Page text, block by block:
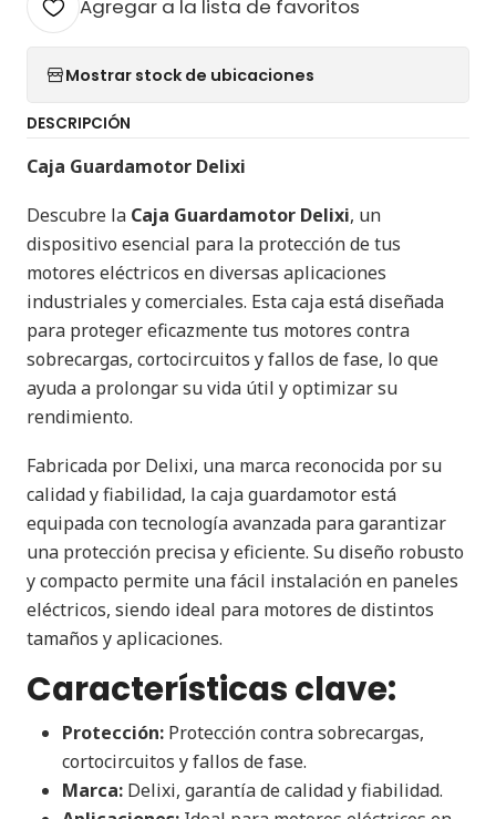
Agregar a la lista de favoritos
Mostrar stock de ubicaciones
DESCRIPCIÓN
Caja Guardamotor Delixi
Descubre la Caja Guardamotor Delixi, un
dispositivo esencial para la protección de tus
motores eléctricos en diversas aplicaciones
industriales y comerciales. Esta caja está diseñada
para proteger eficazmente tus motores contra
sobrecargas, cortocircuitos y fallos de fase, lo que
ayuda a prolongar su vida útil y optimizar su
rendimiento.
Fabricada por Delixi, una marca reconocida por su
calidad y fiabilidad, la caja guardamotor está
equipada con tecnología avanzada para garantizar
una protección precisa y eficiente. Su diseño robusto
y compacto permite una fácil instalación en paneles
eléctricos, siendo ideal para motores de distintos
tamaños y aplicaciones.
Características clave:
Protección: Protección contra sobrecargas,
cortocircuitos y fallos de fase.
Marca: Delixi, garantía de calidad y fiabilidad.